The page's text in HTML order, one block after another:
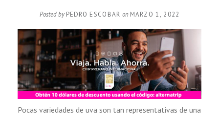
Posted by PEDRO ESCOBAR on MARZO 1, 2022
Pocas variedades de uva son tan representativas de una